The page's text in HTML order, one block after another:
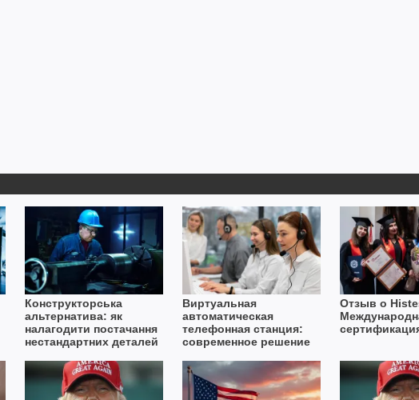
Конструкторська
альтернатива: як
налагодити постачання
нестандартних деталей
імпорту
Виртуальная
автоматическая
телефонная станция:
современное решение
Отзыв о